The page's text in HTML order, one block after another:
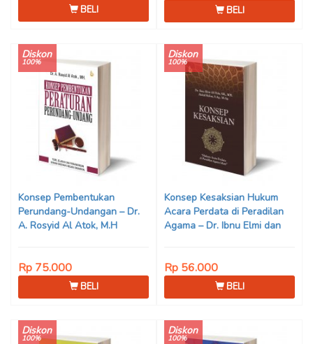
BELI BELI
Diskon
100%
Konsep Pembentukan
Perundang-Undangan – Dr.
A. Rosyid Al Atok, M.H
Rp 75.000
BELI
Diskon
100%
Konsep Kesaksian Hukum
Acara Perdata di Peradilan
Agama – Dr. Ibnu Elmi dan
Rp 56.000
BELI
Diskon
100%
Diskon
100%